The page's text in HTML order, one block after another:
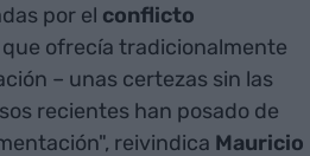
por el conflicto
ofrecía tradicionalmente
– unas certezas sin las
recientes han posado de
reivindica Mauricio